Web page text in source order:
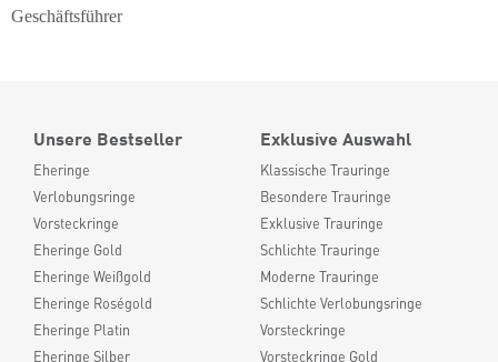
Geschäftsführer
Unsere Bestseller
Eheringe
Verlobungsringe
Vorsteckringe
Eheringe Gold
Eheringe Weißgold
Eheringe Roségold
Eheringe Platin
Eheringe Silber
Exklusive Auswahl
Klassische Trauringe
Besondere Trauringe
Exklusive Trauringe
Schlichte Trauringe
Moderne Trauringe
Schlichte Verlobungsringe
Vorsteckringe
Vorsteckringe Gold